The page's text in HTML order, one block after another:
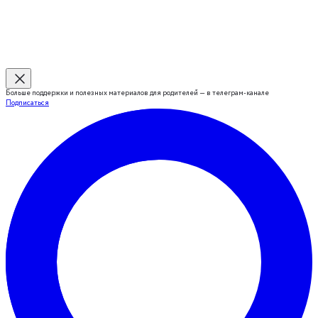
Больше поддержки и полезных материалов для родителей — в телеграм-канале
Подписаться